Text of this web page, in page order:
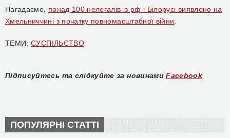
Нагадаємо, понад 100 нелегалів із рф і Білорусі виявлено на
Хмельниччині з початку повномасштабної війни
ТЕМИ:СУСПІЛЬСТВО
Підписуйтесь та слідкуйте за новинами Facebook
ПОПУЛЯРНІ СТАТТІ